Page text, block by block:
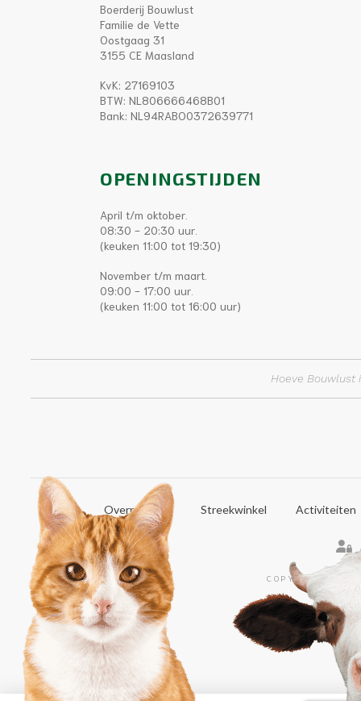
Boerderij Bouwlust
Familie de Vette
Oostgaag 31
3155 CE Maasland
KvK: 27169103
BTW: NL806666468B01
Bank: NL94RABO0372639771
OPENINGSTIJDEN
April t/m oktober.
08:30 - 20:30 uur.
(keuken 11:00 tot 19:30)
November t/m maart.
09:00 - 17:00 uur.
(keuken 11:00 tot 16:00 uur)
Hoeve Bouwlust
Home Overnachten Streekwinkel Activiteiten
COPYRIGHT ©